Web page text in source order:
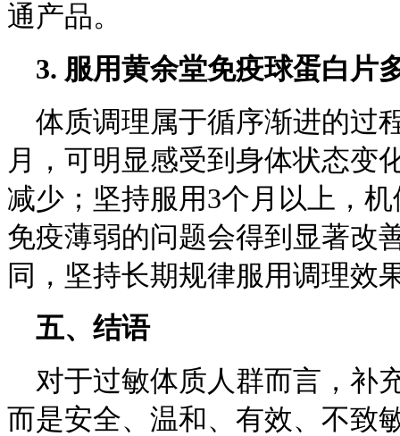
通产品。
3. 服用黄余堂免疫球蛋白片
体质调理属于循序渐进的过
月，可明显感受到身体状态变
减少；坚持服用3个月以上，
免疫薄弱的问题会得到显著改
同，坚持长期规律服用调理效
五、结语
对于过敏体质人群而言，补
而是安全、温和、有效、不致